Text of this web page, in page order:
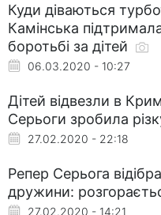
Куди діваються
Камінська
боротьбі за дітей
06.03.2020 - 10:27
Дітей відвезли в
Серьоги зробила
27.02.2020 - 22:18
Репер Серьога
дружини:
27.02.2020 - 14:21